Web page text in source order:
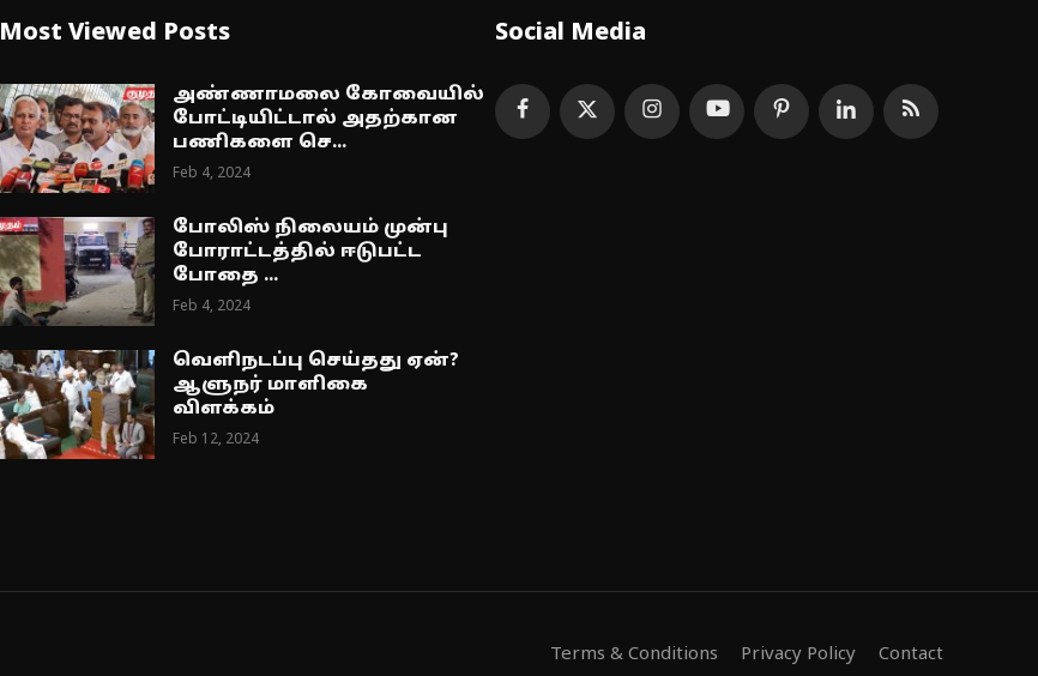
Most Viewed Posts
அண்ணாமலை கோவையில்
போட்டியிட்டால் அதற்கான
பணிகளை செ...
Feb 4, 2024
போலிஸ் நிலையம் முன்பு
போராட்டத்தில் ஈடுபட்ட
போதை ...
Feb 4, 2024
வெளிநடப்பு செய்தது ஏன்?
ஆளுநர் மாளிகை
விளக்கம்
Feb 12, 2024
Social Media
Terms & Conditions Privacy Policy Contact